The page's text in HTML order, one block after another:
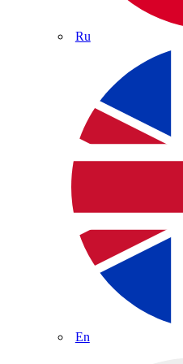
Ru
En